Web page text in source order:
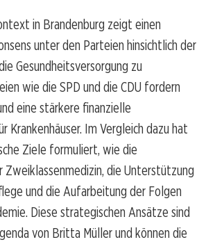
in Brandenburg zeigt einen
unter den Parteien hinsichtlich der
Gesundheitsversorgung zu
wie die SPD und die CDU fordern
eine stärkere finanzielle
Krankenhäuser. Im Vergleich dazu hat
Ziele formuliert, wie die
Zweiklassenmedizin, die Unterstützung
und die Aufarbeitung der Folgen
Diese strategischen Ansätze sind
von Britta Müller und können die